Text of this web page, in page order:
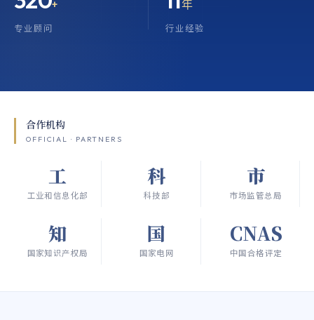
+
专业顾问
年
行业经验
合作机构
OFFICIAL · PARTNERS
工
工业和信息化部
科
科技部
市
市场监管总局
知
国家知识产权局
国
国家电网
CNAS
中国合格评定